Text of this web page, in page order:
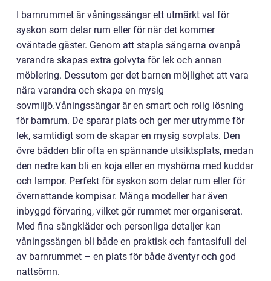
I barnrummet är våningssängar ett utmärkt val för
syskon som delar rum eller för när det kommer
oväntade gäster. Genom att stapla sängarna ovanpå
varandra skapas extra golvyta för lek och annan
möblering. Dessutom ger det barnen möjlighet att vara
nära varandra och skapa en mysig
sovmiljö.Våningssängar är en smart och rolig lösning
för barnrum. De sparar plats och ger mer utrymme för
lek, samtidigt som de skapar en mysig sovplats. Den
övre bädden blir ofta en spännande utsiktsplats, medan
den nedre kan bli en koja eller en myshörna med kuddar
och lampor. Perfekt för syskon som delar rum eller för
övernattande kompisar. Många modeller har även
inbyggd förvaring, vilket gör rummet mer organiserat.
Med fina sängkläder och personliga detaljer kan
våningssängen bli både en praktisk och fantasifull del
av barnrummet – en plats för både äventyr och god
nattsömn.